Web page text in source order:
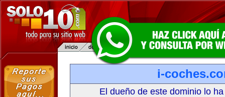
i-
El dueño de este dominio lo